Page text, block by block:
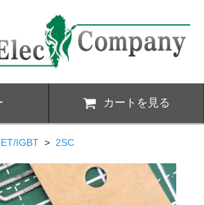
カートを見る
IGBT > 2SC